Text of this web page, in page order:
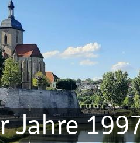
Jahre